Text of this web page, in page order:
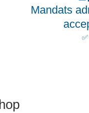
Mandats
✅